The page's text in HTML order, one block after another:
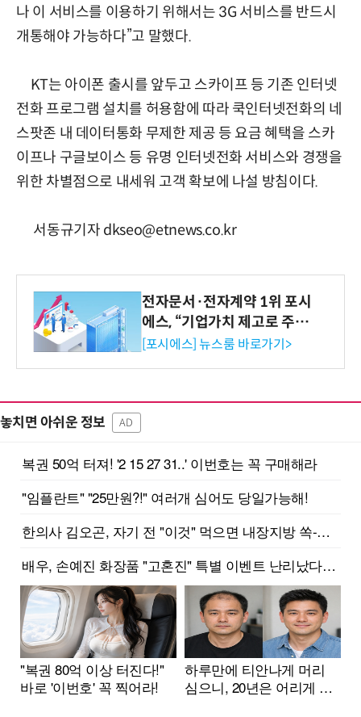
나 이 서비스를 이용하기 위해서는 3G 서비스를 반드시
개통해야 가능하다”고 말했다.
KT는 아이폰 출시를 앞두고 스카이프 등 기존 인터넷
전화 프로그램 설치를 허용함에 따라 쿡인터넷전화의 네
스팟존 내 데이터통화 무제한 제공 등 요금 혜택을 스카
이프나 구글보이스 등 유명 인터넷전화 서비스와 경쟁을
위한 차별점으로 내세워 고객 확보에 나설 방침이다.
서동규기자 dkseo@etnews.co.kr
전자문서·전자계약 1위 포시
에스, “기업가치 제고로 주주
환원 강화” 계획 공시
[포시에스] 뉴스룸 바로가기>
놓치면 아쉬운 정보 AD